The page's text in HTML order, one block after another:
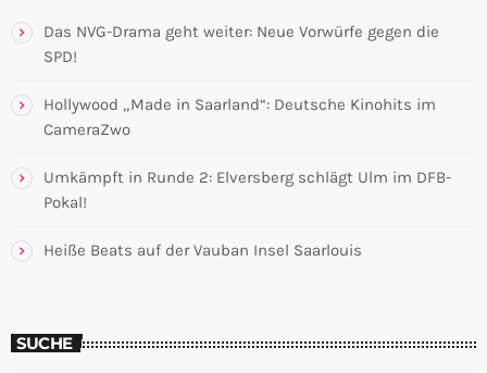
Das NVG-Drama geht weiter: Neue Vorwürfe gegen die
SPD!
Hollywood „Made in Saarland“: Deutsche Kinohits im
CameraZwo
Umkämpft in Runde 2: Elversberg schlägt Ulm im DFB-
Pokal!
Heiße Beats auf der Vauban Insel Saarlouis
SUCHE